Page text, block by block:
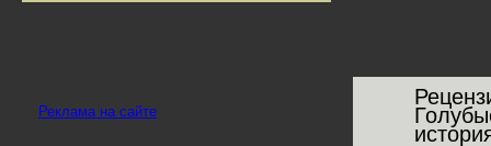
Реклама на сайте